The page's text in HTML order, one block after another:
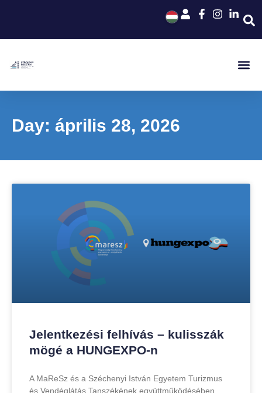
Day: április 28, 2026
Jelentkezési felhívás – kulisszák
mögé a HUNGEXPO-n
A MaReSz és a Széchenyi István Egyetem Turizmus
és Vendéglátás Tanszékének együttműködésében